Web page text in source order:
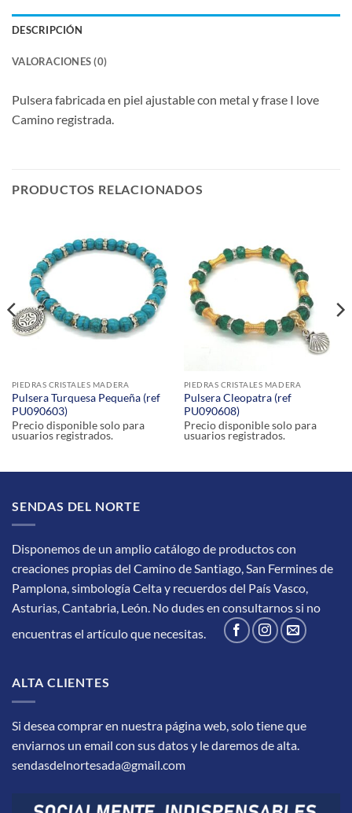
DESCRIPCIÓN
VALORACIONES (0)
Pulsera fabricada en piel ajustable con metal y frase I love
Camino registrada.
PRODUCTOS RELACIONADOS
PIEDRAS CRISTALES MADERA
Pulsera Turquesa Pequeña (ref
PU090603)
Precio disponible solo para
usuarios registrados.
PIEDRAS CRISTALES MADERA
Pulsera Cleopatra (ref
PU090608)
Precio disponible solo para
usuarios registrados.
SENDAS DEL NORTE
Disponemos de un amplio catálogo de productos con
creaciones propias del Camino de Santiago, San Fermines de
Pamplona, simbología Celta y recuerdos del País Vasco,
Asturias, Cantabria, León. No dudes en consultarnos si no
encuentras el artículo que necesitas.
ALTA CLIENTES
Si desea comprar en nuestra página web, solo tiene que
enviarnos un email con sus datos y le daremos de alta.
sendasdelnortesada@gmail.com